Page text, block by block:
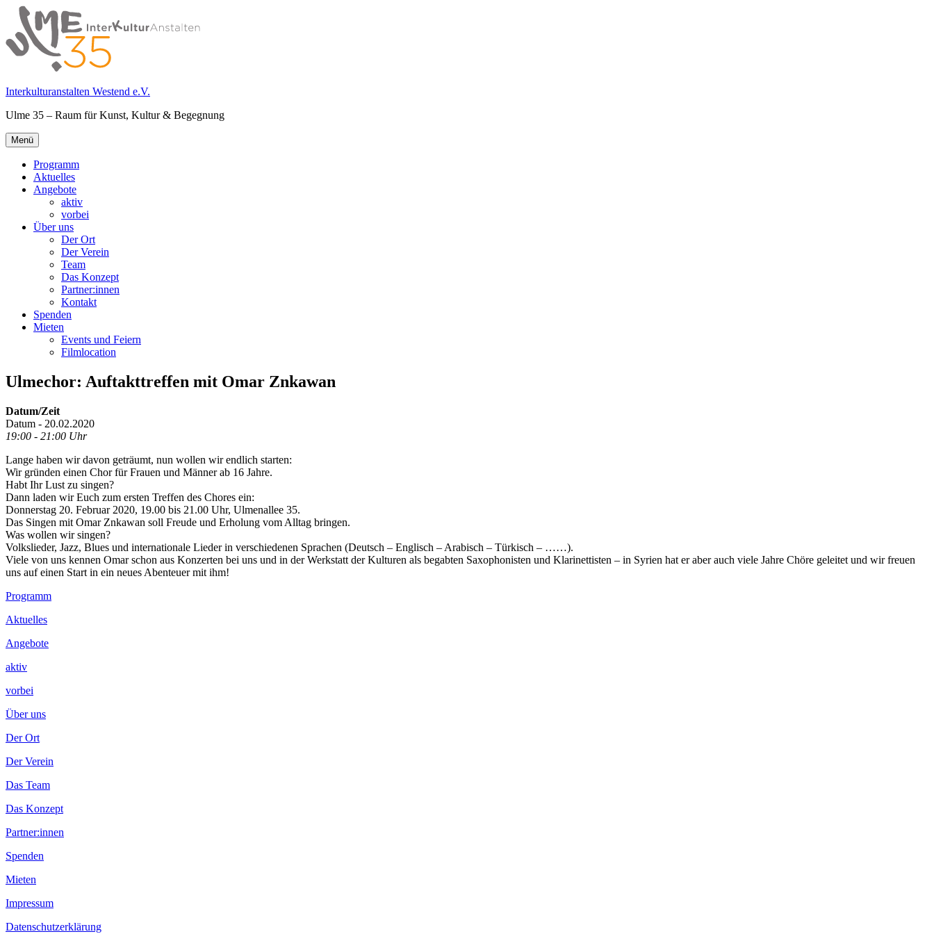
Springe
zum
Inhalt
Interkulturanstalten Westend e.V.
Ulme 35 – Raum für Kunst, Kultur & Begegnung
Primäres
Menü
Menü
Programm
Aktuelles
Angebote
aktiv
vorbei
Über uns
Der Ort
Der Verein
Team
Das Konzept
Partner:innen
Kontakt
Spenden
Mieten
Events und Feiern
Filmlocation
Ulmechor: Auftakttreffen mit Omar Znkawan
Datum/Zeit
Datum - 20.02.2020
19:00 - 21:00 Uhr
Lange haben wir davon geträumt, nun wollen wir endlich starten:
Wir gründen einen Chor für Frauen und Männer ab 16 Jahre.
Habt Ihr Lust zu singen?
Dann laden wir Euch zum ersten Treffen des Chores ein:
Donnerstag 20. Februar 2020, 19.00 bis 21.00 Uhr, Ulmenallee 35.
Das Singen mit Omar Znkawan soll Freude und Erholung vom Alltag bringen.
Was wollen wir singen?
Volkslieder, Jazz, Blues und internationale Lieder in verschiedenen Sprachen (Deutsch – Englisch – Arabisch – Türkisch – ……).
Viele von uns kennen Omar schon aus Konzerten bei uns und in der Werkstatt der Kulturen als begabten Saxophonisten und Klarinettisten – in Syrien hat er aber auch viele Jahre Chöre geleitet und wir freuen
uns auf einen Start in ein neues Abenteuer mit ihm!
Footer
Inhalt
Programm
Aktuelles
Angebote
aktiv
vorbei
Über uns
Der Ort
Der Verein
Das Team
Das Konzept
Partner:innen
Spenden
Mieten
Impressum
Datenschutzerklärung